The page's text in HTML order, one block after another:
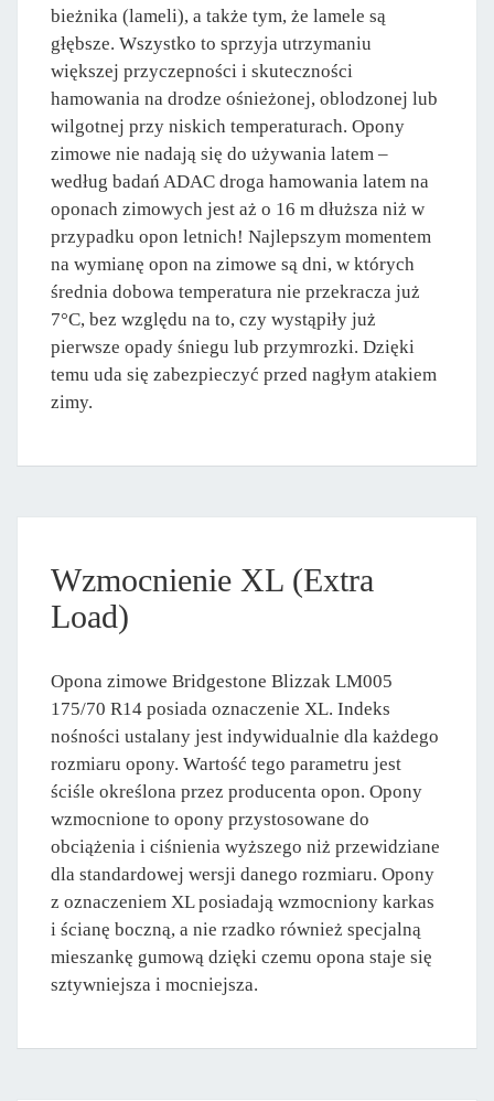
bieżnika (lameli), a także tym, że lamele są
głębsze. Wszystko to sprzyja utrzymaniu
większej przyczepności i skuteczności
hamowania na drodze ośnieżonej, oblodzonej lub
wilgotnej przy niskich temperaturach. Opony
zimowe nie nadają się do używania latem –
według badań ADAC droga hamowania latem na
oponach zimowych jest aż o 16 m dłuższa niż w
przypadku opon letnich! Najlepszym momentem
na wymianę opon na zimowe są dni, w których
średnia dobowa temperatura nie przekracza już
7°C, bez względu na to, czy wystąpiły już
pierwsze opady śniegu lub przymrozki. Dzięki
temu uda się zabezpieczyć przed nagłym atakiem
zimy.
Wzmocnienie XL (Extra
Load)
Opona zimowe Bridgestone Blizzak LM005
175/70 R14 posiada oznaczenie XL. Indeks
nośności ustalany jest indywidualnie dla każdego
rozmiaru opony. Wartość tego parametru jest
ściśle określona przez producenta opon. Opony
wzmocnione to opony przystosowane do
obciążenia i ciśnienia wyższego niż przewidziane
dla standardowej wersji danego rozmiaru. Opony
z oznaczeniem XL posiadają wzmocniony karkas
i ścianę boczną, a nie rzadko również specjalną
mieszankę gumową dzięki czemu opona staje się
sztywniejsza i mocniejsza.